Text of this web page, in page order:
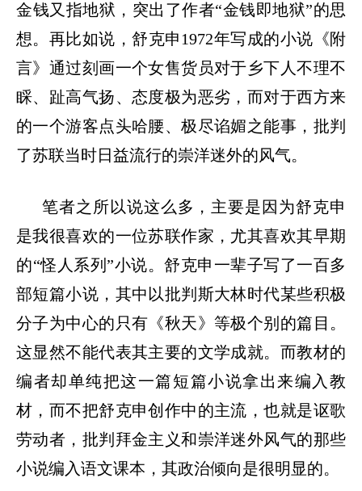
金钱又指地狱，突出了作者“金钱即地狱”的思
想。再比如说，舒克申1972年写成的小说《附
言》通过刻画一个女售货员对于乡下人不理不
睬、趾高气扬、态度极为恶劣，而对于西方来
的一个游客点头哈腰、极尽谄媚之能事，批判
了苏联当时日益流行的崇洋迷外的风气。
笔者之所以说这么多，主要是因为舒克申
是我很喜欢的一位苏联作家，尤其喜欢其早期
的“怪人系列”小说。舒克申一辈子写了一百多
部短篇小说，其中以批判斯大林时代某些积极
分子为中心的只有《秋天》等极个别的篇目。
这显然不能代表其主要的文学成就。而教材的
编者却单纯把这一篇短篇小说拿出来编入教
材，而不把舒克申创作中的主流，也就是讴歌
劳动者，批判拜金主义和崇洋迷外风气的那些
小说编入语文课本，其政治倾向是很明显的。